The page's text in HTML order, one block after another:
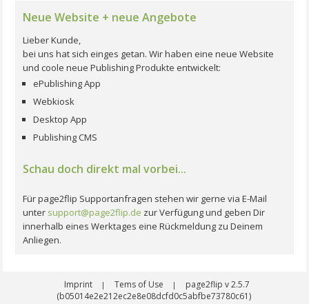
Neue Website + neue Angebote
Lieber Kunde,
bei uns hat sich einges getan. Wir haben eine neue Website
und coole neue Publishing Produkte entwickelt:
ePublishing App
Webkiosk
Desktop App
Publishing CMS
Schau doch direkt mal vorbei...
Für page2flip Supportanfragen stehen wir gerne via E-Mail
unter support@page2flip.de zur Verfügung und geben Dir
innerhalb eines Werktages eine Rückmeldung zu Deinem
Anliegen.
Imprint | Tems of Use |
page2flip v 2.5.7
(b05014e2e212ec2e8e08dcfd0c5abfbe73780c61)